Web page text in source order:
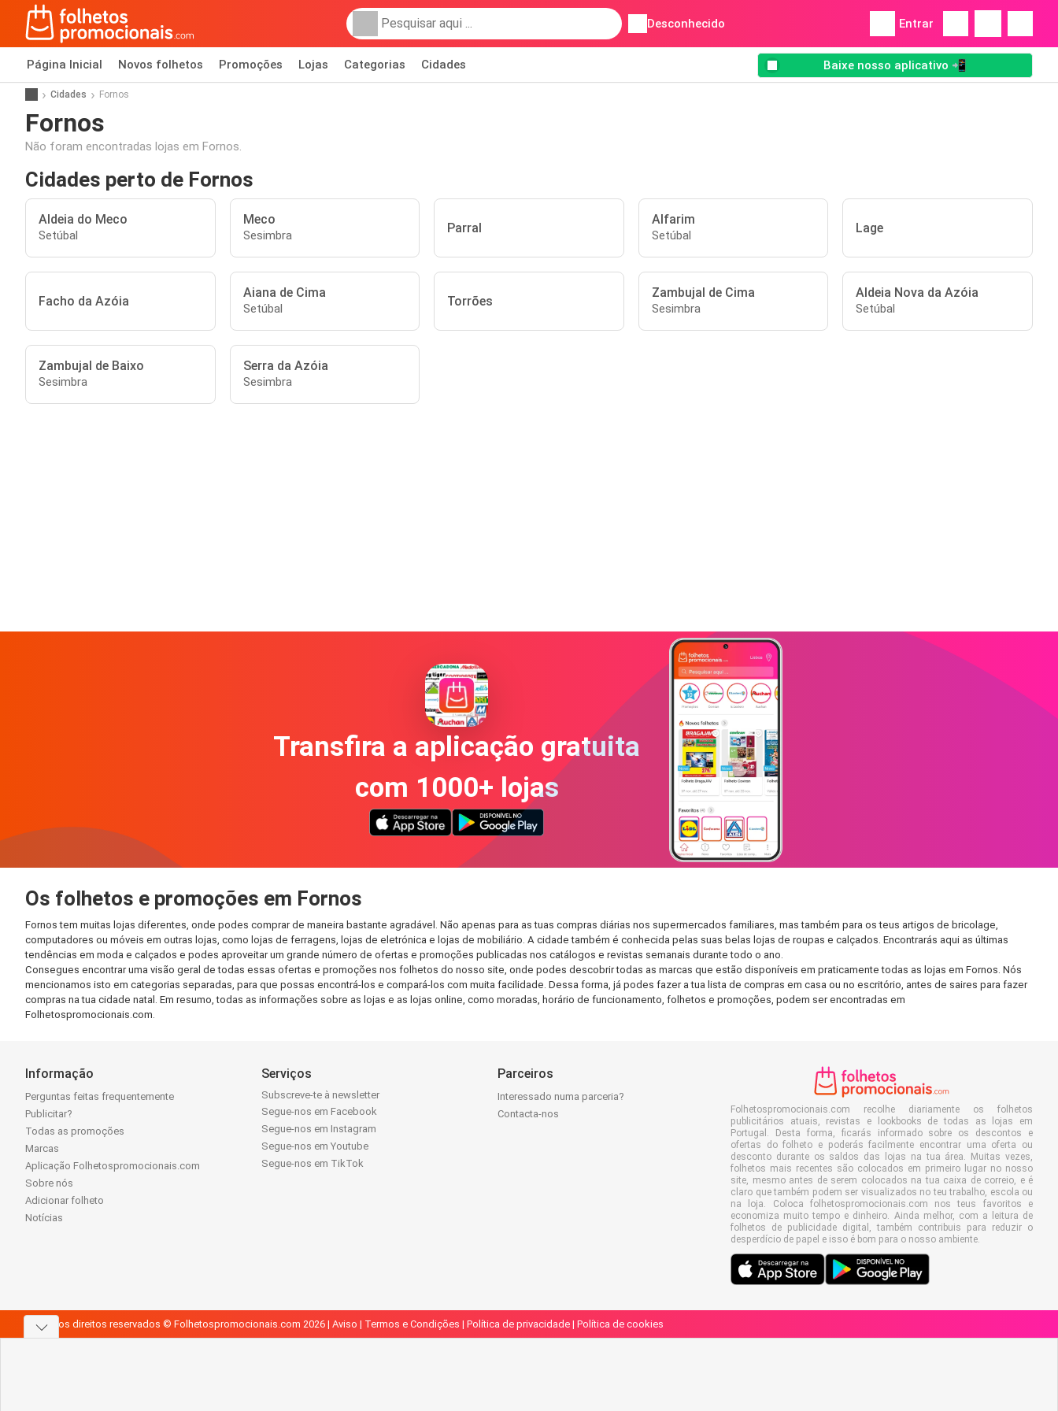
Desconhecido Entrar
Página Inicial Novos folhetos Promoções Lojas Categorias Cidades Baixe nosso aplicativo 📲
Cidades Fornos
Fornos
Não foram encontradas lojas em Fornos.
Cidades perto de Fornos
Aldeia do Meco
Setúbal
Meco
Sesimbra Parral
Alfarim
Setúbal Lage
Facho da Azóia
Aiana de Cima
Setúbal Torrões
Zambujal de Cima
Sesimbra
Aldeia Nova da Azóia
Setúbal
Zambujal de Baixo
Sesimbra
Serra da Azóia
Sesimbra
Transfira a aplicação gratuita
com 1000+ lojas
Os folhetos e promoções em Fornos
Fornos tem muitas lojas diferentes, onde podes comprar de maneira bastante agradável. Não apenas para as tuas compras diárias nos supermercados familiares, mas também para os teus artigos de bricolage,
computadores ou móveis em outras lojas, como lojas de ferragens, lojas de eletrónica e lojas de mobiliário. A cidade também é conhecida pelas suas belas lojas de roupas e calçados. Encontrarás aqui as últimas
tendências em moda e calçados e podes aproveitar um grande número de ofertas e promoções publicadas nos catálogos e revistas semanais durante todo o ano.
Consegues encontrar uma visão geral de todas essas ofertas e promoções nos folhetos do nosso site, onde podes descobrir todas as marcas que estão disponíveis em praticamente todas as lojas em Fornos. Nós
mencionamos isto em categorias separadas, para que possas encontrá-los e compará-los com muita facilidade. Dessa forma, já podes fazer a tua lista de compras em casa ou no escritório, antes de saires para fazer
compras na tua cidade natal. Em resumo, todas as informações sobre as lojas e as lojas online, como moradas, horário de funcionamento, folhetos e promoções, podem ser encontradas em
Folhetospromocionais.com.
Informação
Perguntas feitas frequentemente
Publicitar?
Todas as promoções
Marcas
Aplicação Folhetospromocionais.com
Sobre nós
Adicionar folheto
Notícias
Serviços
Subscreve-te à newsletter
Segue-nos em Facebook
Segue-nos em Instagram
Segue-nos em Youtube
Segue-nos em TikTok
Parceiros
Interessado numa parceria?
Contacta-nos
Folhetospromocionais.com recolhe diariamente os folhetos
publicitários atuais, revistas e lookbooks de todas as lojas em
Portugal. Desta forma, ficarás informado sobre os descontos e
ofertas do folheto e poderás facilmente encontrar uma oferta ou
desconto durante os saldos das lojas na tua área. Muitas vezes,
folhetos mais recentes são colocados em primeiro lugar no nosso
site, mesmo antes de serem colocados na tua caixa de correio, e é
claro que também podem ser visualizados no teu trabalho, escola ou
na loja. Coloca folhetospromocionais.com nos teus favoritos e
economiza muito tempo e dinheiro. Ainda melhor, com a leitura de
folhetos de publicidade digital, também contribuis para reduzir o
desperdício de papel e isso é bom para o nosso ambiente.
Todos os direitos reservados © Folhetospromocionais.com 2026 | Aviso | Termos e Condições | Política de privacidade | Política de cookies